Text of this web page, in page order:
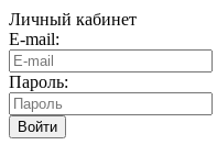
Личный кабинет
E-mail:
Пароль:
Войти